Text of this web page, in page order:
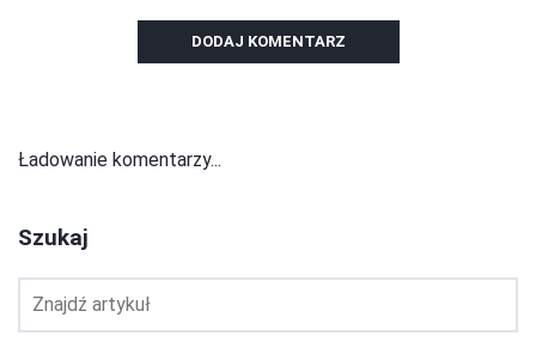
DODAJ KOMENTARZ
Ładowanie komentarzy...
Szukaj